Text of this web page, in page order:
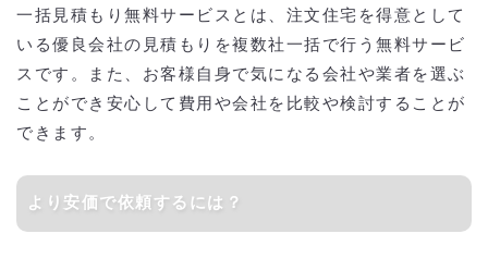
一括見積もり無料サービスとは、注文住宅を得意として
いる優良会社の見積もりを複数社一括で行う無料サービ
スです。また、お客様自身で気になる会社や業者を選ぶ
ことができ安心して費用や会社を比較や検討することが
できます。
より安価で依頼するには？